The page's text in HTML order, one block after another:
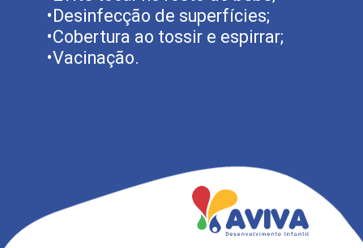
•Desinfecção de superfícies;
•Cobertura ao tossir e espirrar;
•Vacinação.